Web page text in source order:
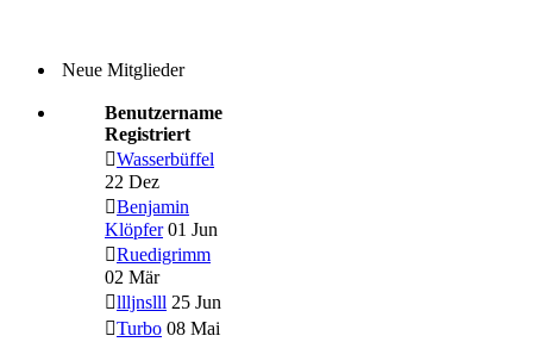
Neue Mitglieder
Benutzername
Registriert
Wasserbüffel
22 Dez
Benjamin
Klöpfer 01 Jun
Ruedigrimm
02 Mär
llljnslll 25 Jun
Turbo 08 Mai